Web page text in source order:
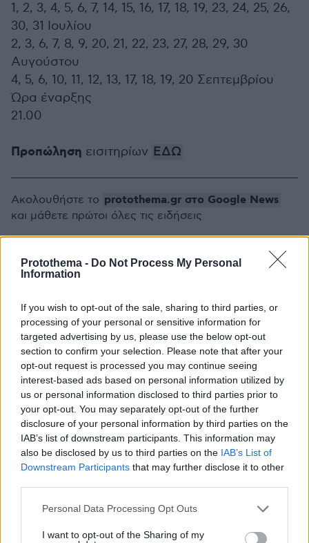
Protothema - Do Not Process My Personal
Information
If you wish to opt-out of the sale, sharing to third parties, or
processing of your personal or sensitive information for
targeted advertising by us, please use the below opt-out
section to confirm your selection. Please note that after your
opt-out request is processed you may continue seeing
interest-based ads based on personal information utilized by
us or personal information disclosed to third parties prior to
your opt-out. You may separately opt-out of the further
disclosure of your personal information by third parties on the
IAB’s list of downstream participants. This information may
also be disclosed by us to third parties on the IAB’s List of
Downstream Participants that may further disclose it to other
Please note that this website/app uses one or more Google
not limited to your visit or usage behaviour. You may click to
Personal Data Processing Opt Outs
I want to opt-out of the Sharing of my
1, 2, 3, 4, 5, 6, 7, 14, 15, 16, 17, 18, 19, 23, 24, 25, 26,
30, 31 Ιουλίου
2, 3, 6, 7, 8, 9, 20, 21, 22, 23, 27, 28, 29, 30
Αυγούστου
4, 5, 6, 10, 11, 12, 13, 17, 18, 19, 20 Σεπτεμβρίου
Ώρα έναρξης
21.00
Προπώληση εισιτηρίων ΕΔΩ
Thema Insights
Ακολουθήστε το protothema.gr στο Google News
και μάθετε πρώτοι όλες τις ειδήσεις
από την Ελλάδα
και τον Κόσμο, τη στιγμή που συμβαίνουν, στο
Protothema.gr